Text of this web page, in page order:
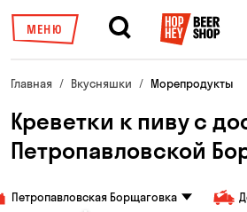
МЕНЮ
Главная Вкусняшки Морепродукты
Креветки к пиву с
Петропавловской
Петропавловская Борщаговка